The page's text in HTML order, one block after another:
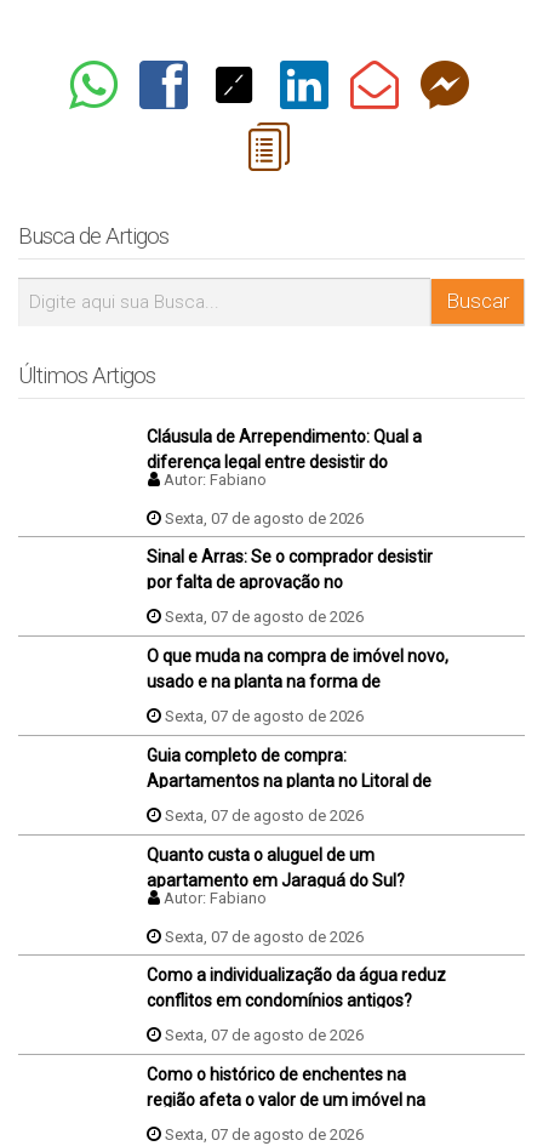
Busca de Artigos
Últimos Artigos
Cláusula de Arrependimento: Qual a
diferença legal entre desistir do
negócio antes e depois da assinatura
da promessa de compra e venda do
imóvel?
Autor: Fabiano
Sexta, 07 de agosto de 2026
Sinal e Arras: Se o comprador desistir
por falta de aprovação no
financiamento, ele perde o sinal dados
na proposta?
Sexta, 07 de agosto de 2026
O que muda na compra de imóvel novo,
usado e na planta na forma de
pagamento?
Sexta, 07 de agosto de 2026
Guia completo de compra:
Apartamentos na planta no Litoral de
SCSexta, 07 de agosto de 2026
Quanto custa o aluguel de um
apartamento em Jaraguá do Sul?
Autor: Fabiano
Sexta, 07 de agosto de 2026
Como a individualização da água reduz
conflitos em condomínios antigos?
Sexta, 07 de agosto de 2026
Como o histórico de enchentes na
região afeta o valor de um imóvel na
hora da venda ou da compra?
Sexta, 07 de agosto de 2026